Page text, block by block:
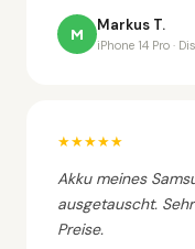
M
Markus T.
iPhone 14 Pro ·
★★★★★
Akku meines
ausgetauscht.
Preise.